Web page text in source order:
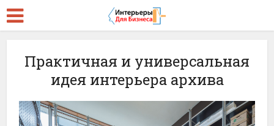
Практичная и универсальная
идея интерьера архива